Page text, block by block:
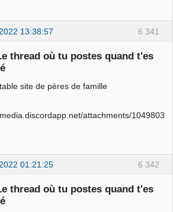
6 341
13:38:57
thread où tu postes quand t'es
site de pères de famille
6 342
01:21:25
thread où tu postes quand t'es